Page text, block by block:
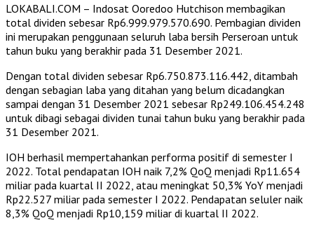
LOKABALI.COM – Indosat Ooredoo Hutchison membagikan
total dividen sebesar Rp6.999.979.570.690. Pembagian dividen
ini merupakan penggunaan seluruh laba bersih Perseroan untuk
tahun buku yang berakhir pada 31 Desember 2021.
Dengan total dividen sebesar Rp6.750.873.116.442, ditambah
dengan sebagian laba yang ditahan yang belum dicadangkan
sampai dengan 31 Desember 2021 sebesar Rp249.106.454.248
untuk dibagi sebagai dividen tunai tahun buku yang berakhir pada
31 Desember 2021.
IOH berhasil mempertahankan performa positif di semester I
2022. Total pendapatan IOH naik 7,2% QoQ menjadi Rp11.654
miliar pada kuartal II 2022, atau meningkat 50,3% YoY menjadi
Rp22.527 miliar pada semester I 2022. Pendapatan seluler naik
8,3% QoQ menjadi Rp10,159 miliar di kuartal II 2022.